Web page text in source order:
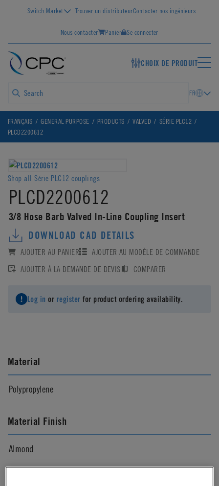
Switch Market Trouver un distributeurContacter nos ingénieurs
Nous contacter Panier Se connecter
CHOIX DE PRODUIT
FR
FRANÇAIS GENERAL PURPOSE PRODUCTS VALVED
SÉRIE PLC12
PLCD2200612
Shop all Série PLC12 couplings
PLCD2200612
3/8 Hose Barb Valved In-Line Coupling Insert
DOWNLOAD CAD DETAILS
AJOUTER AU PANIER
AJOUTER AU MODÈLE DE COMMANDE
AJOUTER À LA DEMANDE DE DEVIS
COMPARER
Log in or register for product ordering availability.
Material
Polypropylene
Material Finish
Almond